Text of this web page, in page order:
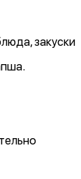
закуски